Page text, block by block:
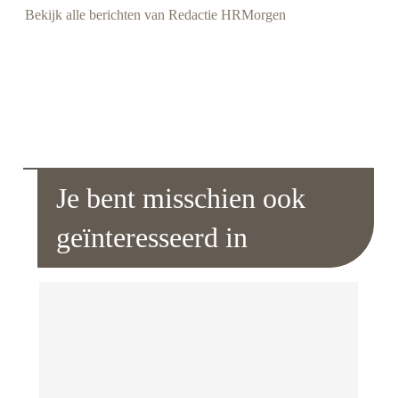
Bekijk alle berichten van Redactie HRMorgen
Je bent misschien ook
geïnteresseerd in